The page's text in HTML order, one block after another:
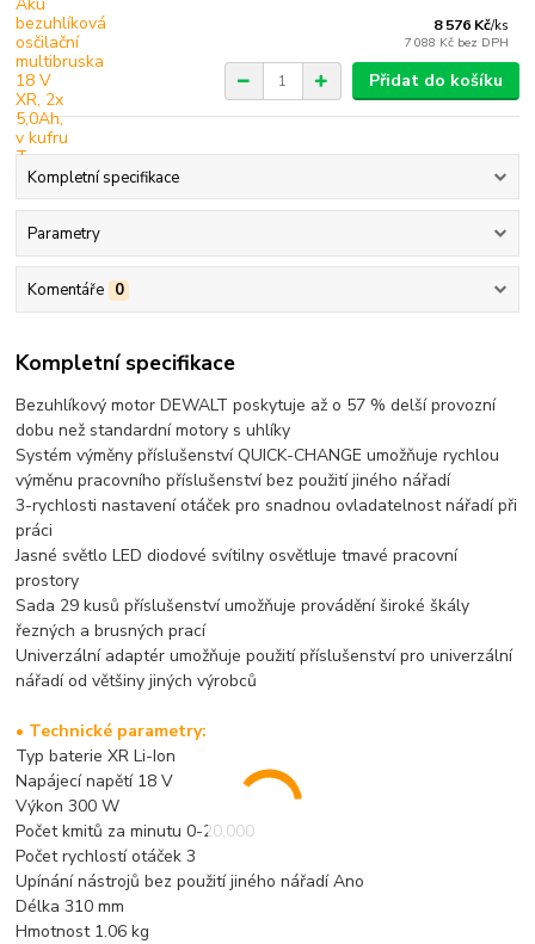
8 576 Kč/ks
7 088 Kč bez DPH
Přidat do košíku
Kompletní specifikace
Parametry
Komentáře 0
Kompletní specifikace
Bezuhlíkový motor DEWALT poskytuje až o 57 % delší provozní
dobu než standardní motory s uhlíky
Systém výměny příslušenství QUICK-CHANGE umožňuje rychlou
výměnu pracovního příslušenství bez použití jiného nářadí
3-rychlosti nastavení otáček pro snadnou ovladatelnost nářadí při
práci
Jasné světlo LED diodové svítilny osvětluje tmavé pracovní
prostory
Sada 29 kusů příslušenství umožňuje provádění široké škály
řezných a brusných prací
Univerzální adaptér umožňuje použití příslušenství pro univerzální
nářadí od většiny jiných výrobců
• Technické parametry:
Typ baterie XR Li-Ion
Napájecí napětí 18 V
Výkon 300 W
Počet kmitů za minutu 0-20,000
Počet rychlostí otáček 3
Upínání nástrojů bez použití jiného nářadí Ano
Délka 310 mm
Hmotnost 1.06 kg